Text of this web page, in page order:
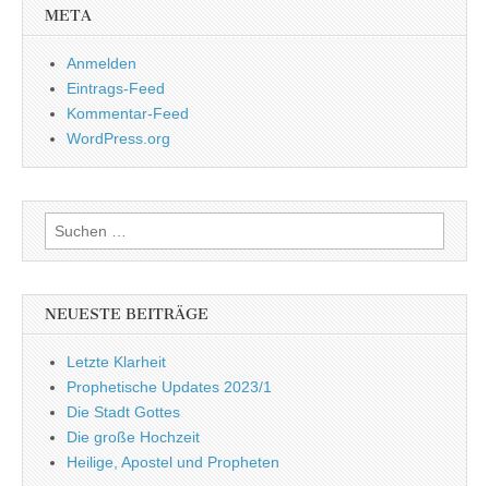
META
Anmelden
Eintrags-Feed
Kommentar-Feed
WordPress.org
Suchen
nach:
NEUESTE BEITRÄGE
Letzte Klarheit
Prophetische Updates 2023/1
Die Stadt Gottes
Die große Hochzeit
Heilige, Apostel und Propheten